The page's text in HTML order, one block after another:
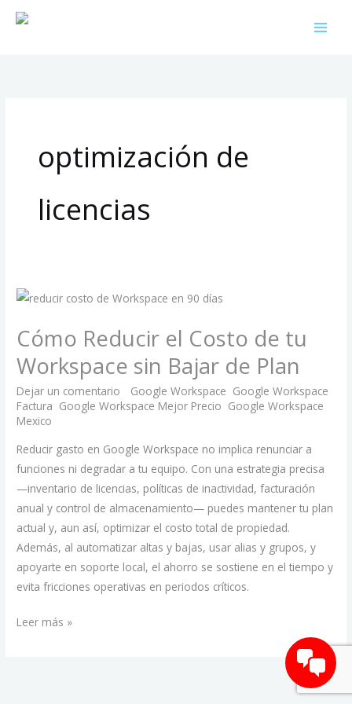
optimización de
licencias
Cómo Reducir el Costo de tu
Workspace sin Bajar de Plan
Dejar un comentario Google Workspace Google Workspace
Factura Google Workspace Mejor Precio Google Workspace
Mexico
Reducir gasto en Google Workspace no implica renunciar a
funciones ni degradar a tu equipo. Con una estrategia precisa
—inventario de licencias, políticas de inactividad, facturación
anual y control de almacenamiento— puedes mantener tu plan
actual y, aun así, optimizar el costo total de propiedad.
Además, al automatizar altas y bajas, usar alias y grupos, y
apoyarte en soporte local, el ahorro se sostiene en el tiempo y
evita fricciones operativas en periodos críticos.
Cómo
el
Costo
de
tu
Workspace
Bajar
de
Plan
Leer más »